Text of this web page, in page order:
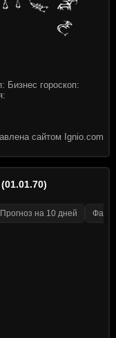
Бизнес гороскоп:
сайтом Ignio.com
(01.01.70)
Прогноз на 10 дней